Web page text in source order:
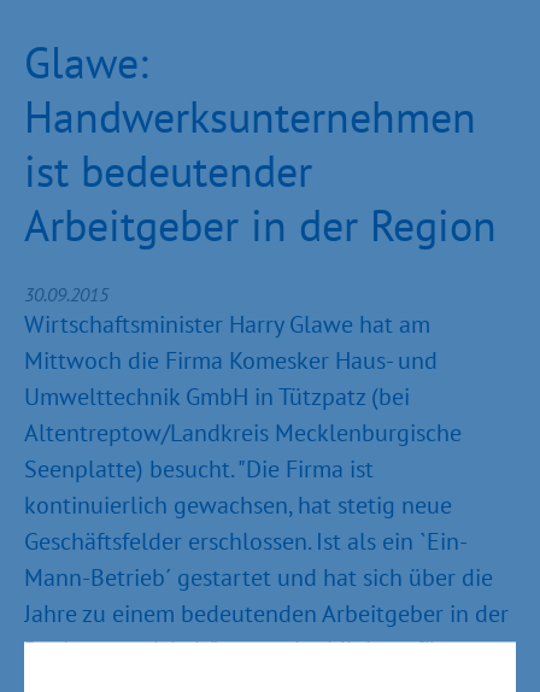
Glawe:
Handwerksunternehmen
ist bedeutender
Arbeitgeber in der Region
30.09.2015
Wirtschaftsminister Harry Glawe hat am
Mittwoch die Firma Komesker Haus- und
Umwelttechnik GmbH in Tützpatz (bei
Altentreptow/Landkreis Mecklenburgische
Seenplatte) besucht. "Die Firma ist
kontinuierlich gewachsen, hat stetig neue
Geschäftsfelder erschlossen. Ist als ein `Ein-
Mann-Betrieb´ gestartet und hat sich über die
Jahre zu einem bedeutenden Arbeitgeber in der
Region entwickelt", sagte der Minister für